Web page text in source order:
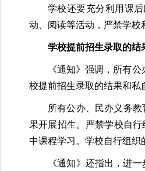
学校还要充分利用课
动、阅读等活动，严禁学
学校提前招生录取的结
《通知》强调，所有
校提前招生录取的结果和
所有公办、民办义务
果开展招生。严禁学校自
中课程学习。学校自行组
《通知》还指出，进